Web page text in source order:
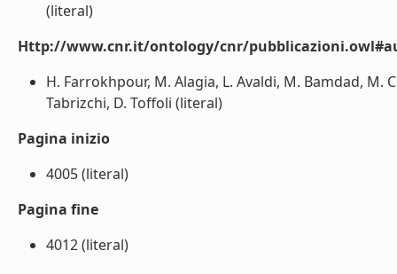
(literal)
Http://www.cnr.it/ontology/cnr/
H. Farrokhpour, M. Alagia, L. Avaldi, M. Bamdad, M.
Tabrizchi, D. Toffoli (literal)
Pagina inizio
4005 (literal)
Pagina fine
4012 (literal)